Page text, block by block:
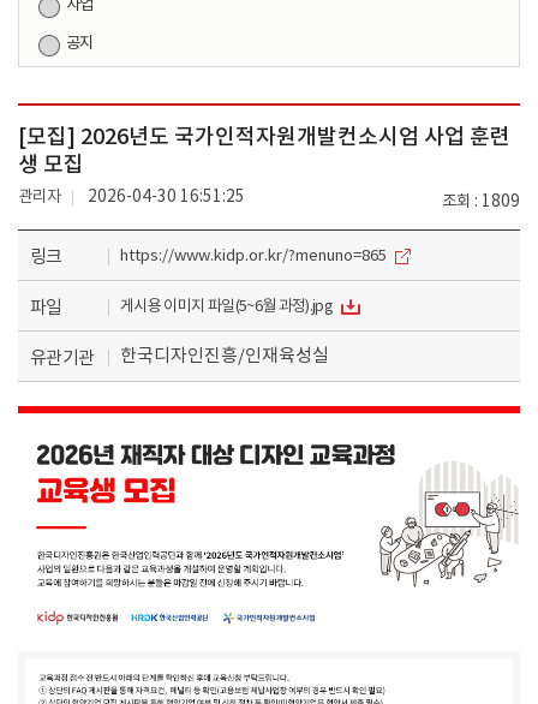
사업
공지
[모집] 2026년도 국가인적자원개발컨소시엄 사업 훈련
생 모집
조회 1809
관리자 2026-04-30 16:51:25
링크 https://www.kidp.or.kr/?menuno=865
파일 게시용 이미지 파일(5~6월 과정).jpg
유관기관 한국디자인진흥/인재육성실